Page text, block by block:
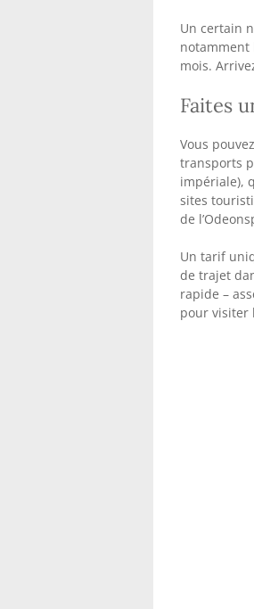
Un certain
notamment
mois.
Faites
Vous
transports
impériale),
sites
de
Un tarif
de trajet
rapide –
pour visiter